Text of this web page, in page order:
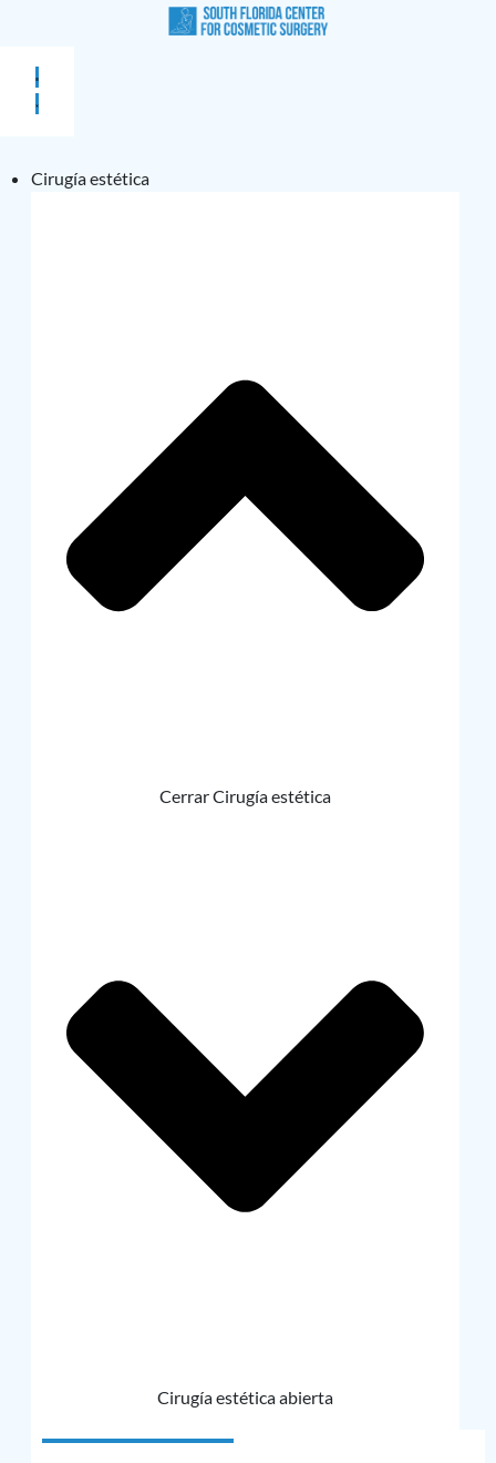
Cirugía estética
Cerrar Cirugía estética
Cirugía estética abierta